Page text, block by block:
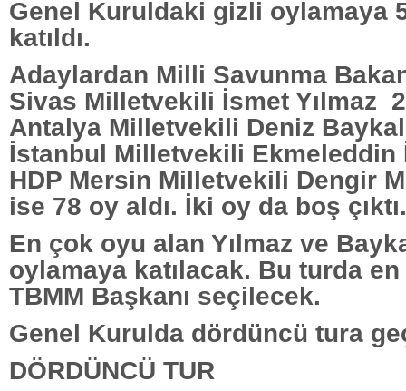
Genel Kuruldaki gizli oylamaya
katıldı.
Adaylardan Milli Savunma
Sivas Milletvekili İsmet Yılmaz
Antalya Milletvekili Deniz Baykal
İstanbul Milletvekili Ekmeleddin
HDP Mersin Milletvekili Dengir
ise 78 oy aldı. İki oy da boş çıktı.
En çok oyu alan Yılmaz ve
oylamaya katılacak. Bu turda
TBMM Başkanı seçilecek.
Genel Kurulda dördüncü tura
DÖRDÜNCÜ TUR